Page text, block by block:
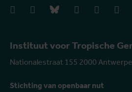
Instituut voor Tropische
Nationalestraat 155 2000
Stichting van openbaar nut
facebookinstagrambluesky linkedIn youtube